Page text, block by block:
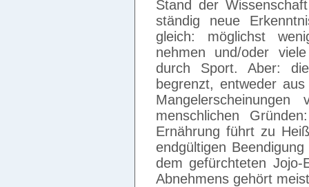
Stand der
ständig neue
gleich: möglichst
nehmen und/oder
durch Sport. Aber:
begrenzt, entweder
menschlichen
Ernährung führt zu
endgültigen
dem gefürchteten
Abnehmens gehört